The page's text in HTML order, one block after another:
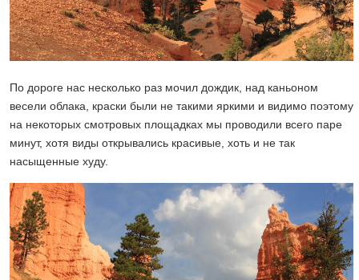
По дороге нас несколько раз мочил дождик, над каньоном
весели облака, краски были не такими яркими и видимо поэтому
на некоторых смотровых площадках мы проводили всего паре
минут, хотя виды открывались красивые, хоть и не так
насыщенные худу.